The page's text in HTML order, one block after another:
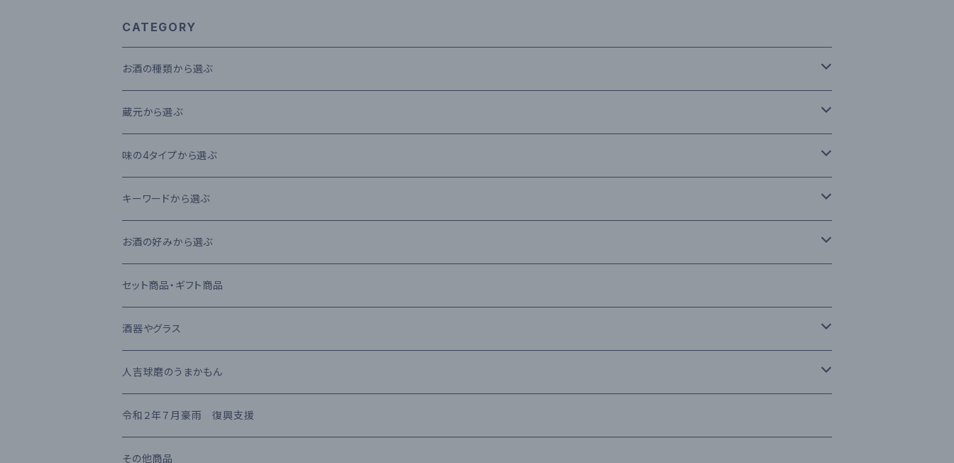
CATEGORY
お酒の種類から選ぶ
本格米焼酎
本格芋焼酎
本格麦焼酎
原酒
リキュール
果実酒
梅酒
熊本県産 日本酒
蔵元から選ぶ
大石酒造場
木下醸造所
寿福酒造場
常楽酒造
繊月酒造
高田酒造場
高橋酒造
堤酒造
味の4タイプから選ぶ
フレーバータイプ
ライトタイプ
リッチタイプ
キャラクタータイプ
キーワードから選ぶ
減圧蒸留法
常圧蒸留法
樽熟成
長期熟成古酒 3年以上
長期熟成古酒 10年以上
受賞酒
お酒の好みから選ぶ
日本酒
吟醸酒
芋焼酎
麦焼酎
ウイスキー
セット商品・ギフト商品
酒器やグラス
RIEDEL
KIHARA
人吉球磨のうまかもん
お茶・飲み物
味噌・醤油・調味料
令和２年７月豪雨 復興支援
その他商品